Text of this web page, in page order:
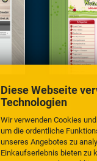
Diese Webseite
Technologien
Wir verwenden Cookies
um die ordentliche
unseres Angebotes zu
Einkaufserlebnis bieten zu